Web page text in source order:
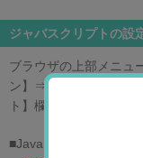
ジャバスクリプトの設
ブラウザの上部メニュ
ン】⇒【セキュリティ
ト】欄のチェックを以
■Javaアプレットのスク